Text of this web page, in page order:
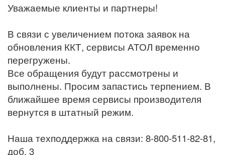
Уважаемые клиенты и партнеры!
В связи с увеличением потока заявок на
обновления ККТ, сервисы АТОЛ временно
перегружены.
Все обращения будут рассмотрены и
выполнены. Просим запастись терпением. В
ближайшее время сервисы производителя
вернутся в штатный режим.
Наша техподдержка на связи: 8-800-511-82-81,
доб. 3